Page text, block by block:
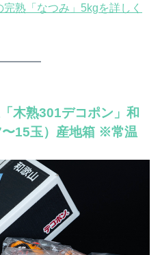
完熟「なつみ」5kgを詳しく
木熟301デコポン」和
15玉）産地箱 ※常温